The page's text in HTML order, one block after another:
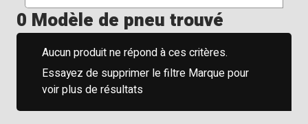
0 Modèle de pneu trouvé
Aucun produit ne répond à ces critères.
Essayez de supprimer le filtre Marque pour
voir plus de résultats